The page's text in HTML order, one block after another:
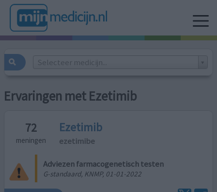
Selecteer medicijn...
Ervaringen met Ezetimib
72
meningen
Ezetimib
ezetimibe
Adviezen farmacogenetisch testen
G-standaard, KNMP, 01-01-2022